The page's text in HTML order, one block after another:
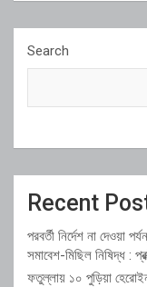
Search
Recent
পরবর্তী নির্দেশ না দেওয়া
সমাবেশ-মিছিল নিষিদ্ধ :
ফতুল্লায় ১০ পুড়িয়া